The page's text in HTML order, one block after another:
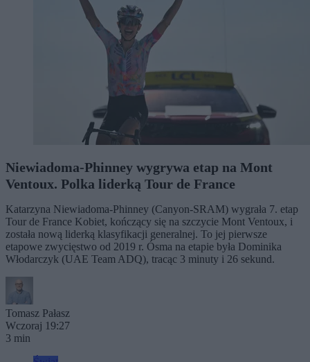
Niewiadoma-Phinney wygrywa etap na Mont
Ventoux. Polka liderką Tour de France
Katarzyna Niewiadoma-Phinney (Canyon-SRAM) wygrała 7. etap
Tour de France Kobiet, kończący się na szczycie Mont Ventoux, i
została nową liderką klasyfikacji generalnej. To jej pierwsze
etapowe zwycięstwo od 2019 r. Ósma na etapie była Dominika
Włodarczyk (UAE Team ADQ), tracąc 3 minuty i 26 sekund.
Tomasz Pałasz
Wczoraj 19:27
3 min